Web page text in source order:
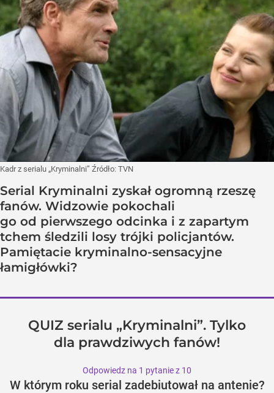
Kadr z serialu „Kryminalni” Źródło: TVN
Serial Kryminalni zyskał ogromną rzeszę
fanów. Widzowie pokochali
go od pierwszego odcinka i z zapartym
tchem śledzili losy trójki policjantów.
Pamiętacie kryminalno-sensacyjne
łamigłówki?
QUIZ serialu „Kryminalni”. Tylko
dla prawdziwych fanów!
Odpowiedz na 1 pytanie z 10
W którym roku serial zadebiutował na antenie?